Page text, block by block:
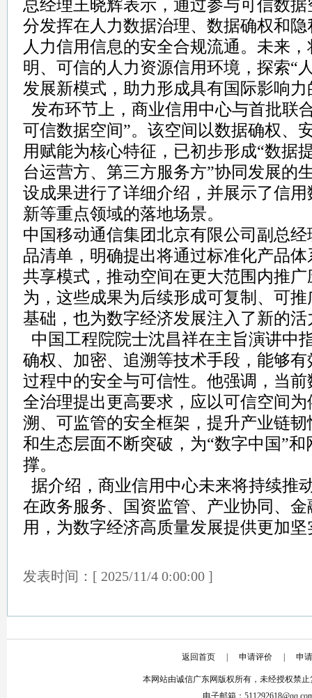
总经理王晓辉表示，通过参与可信数
分发挥在人力数据治理、数据确权和
人力信用信息的安全合规流通。未来
明、可信的人力资源信用环境，探索“
发展新模式，助力形成具有国际影响
发布环节上，商业信用中心与首批联
可信数据空间”。该空间以数据确权、
用赋能为核心特征，已初步形成“数据
台运营方、第三方服务方”协同发展的
设成果进行了详细介绍，并展示了信
新等重点领域的落地场景。
中国移动通信集团北京有限公司副总
品清单，明确提出将通过标准化产品
共享模式，推动空间在更大范围内推
为，这些成果为后续形成可复制、可
基础，也为数字经济发展注入了新的活
中国工程院院士沈昌祥在主旨演讲中
确权、加密、追溯等技术手段，能够
过程中的安全与可信性。他强调，当
全治理提出更高要求，应以可信空间
溯、可监管的安全框架，提升产业链
和生态层面不断突破，为“数字中国”
撑。
据介绍，商业信用中心未来将持续推
在政务服务、国资监管、产业协同、
用，为数字经济高质量发展提供更加坚
发表时间：[ 2025/11/4 0:00:00 ]
返回首页 申请评价 申
本网站由诚信广东网版权所有，未经授权禁
电子邮箱：